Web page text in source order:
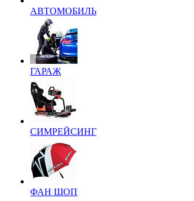
АВТОМОБИЛЬ
ГАРАЖ
СИМРЕЙСИНГ
ФАН ШОП